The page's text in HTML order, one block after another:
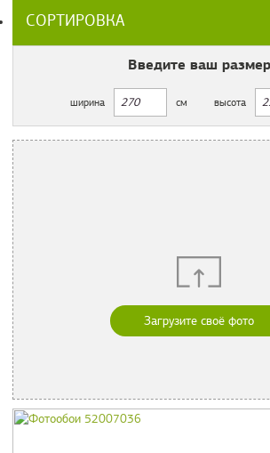
СОРТИРОВКА
Введите ваш размер
ширина см высота
Загрузите своё фото